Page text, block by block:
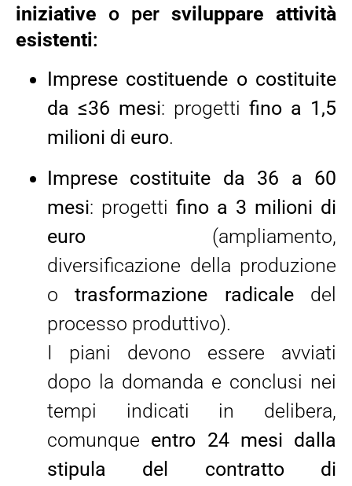
iniziative o per sviluppare attività
esistenti:
Imprese costituende o costituite
da ≤36 mesi: progetti fino a 1,5
milioni di euro.
Imprese costituite da 36 a 60
mesi: progetti fino a 3 milioni di
euro (ampliamento,
diversificazione della produzione
otrasformazione radicaledel
processo produttivo).
I piani devono essere avviati
dopo la domanda e conclusi nei
tempi indicati in delibera,
comunque entro 24 mesi dalla
stipula del contratto di